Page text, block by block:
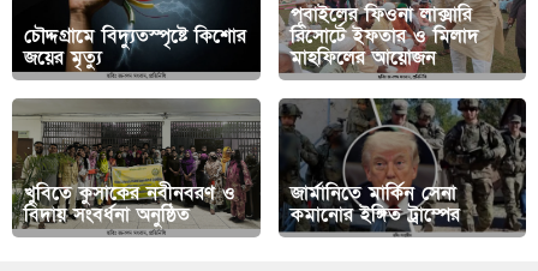
চৌদ্দগ্রামে বিদ্যুতস্পৃষ্টে কিশোর
জয়ের মৃত্যু
পূবাইলের ফিওনা লাক্সারি
রিসোর্টে ইফতার ও মিলাদ
মাহফিলের আয়োজন
খুবিতে কুসাকের নবীনবরণ ও
বিদায় সংবর্ধনা অনুষ্ঠিত
জার্মানিতে মার্কিন সেনা
কমানোর ইঙ্গিত ট্রাম্পের